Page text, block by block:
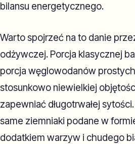
bilansu energetycznego.
Warto spojrzeć na to danie
odżywczej. Porcja klasycznej
porcja węglowodanów
stosunkowo niewielkiej
zapewniać długotrwałej
same ziemniaki podane w
dodatkiem warzyw i chudego